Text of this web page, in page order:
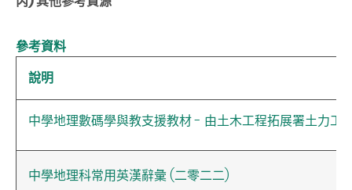
參考資料
說明
中學地理數碼學與教支援教材- 由土木工程拓展署土力工
中學地理科常用英漢辭彙 (二零二二)